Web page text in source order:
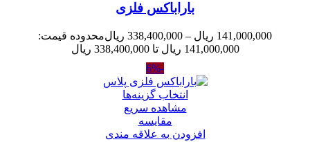
باراباکس فلزی
141,000,000 ریال –
338,400,000 ریالمحدوده قیمت:
141,000,000 ریال تا 338,400,000 ریال
-6%
انتخاب گزینه‌ها
مشاهده سریع
مقایسه
افزودن به علاقه مندی